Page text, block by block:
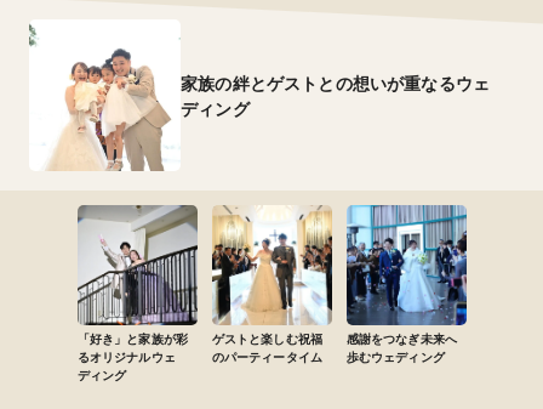
家族の絆とゲストとの想いが重なるウェ
ディング
「好き」と家族が彩
るオリジナルウェ
ディング
ゲストと楽しむ祝福
のパーティータイム
感謝をつなぎ未来へ
歩むウェディング